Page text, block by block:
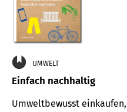
UMWELT
Einfach nachhaltig
Umweltbewusst